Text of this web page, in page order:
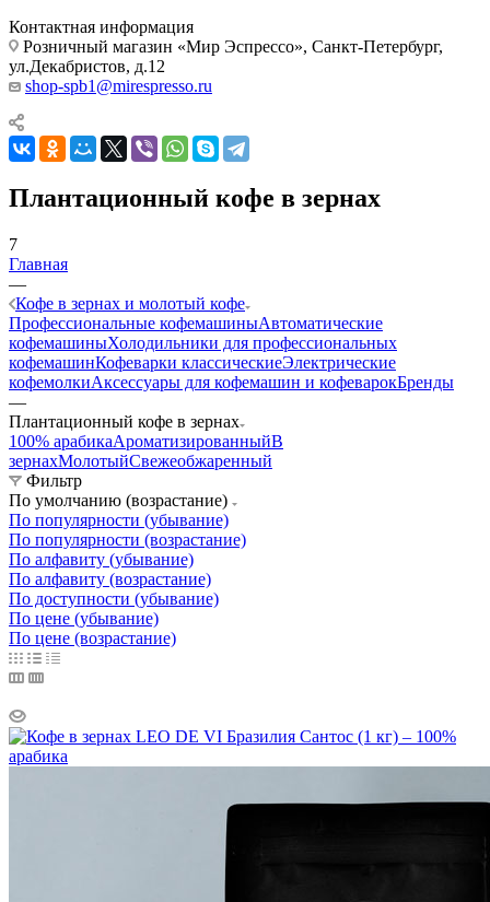
Контактная информация
Розничный магазин «Мир Эспрессо», Санкт-Петербург,
ул.Декабристов, д.12
shop-spb1@mirespresso.ru
Плантационный кофе в зернах
7
Главная
—
Кофе в зернах и молотый кофе
Профессиональные кофемашиныАвтоматические
кофемашиныХолодильники для профессиональных
кофемашинКофеварки классическиеЭлектрические
кофемолкиАксессуары для кофемашин и кофеварокБренды
—
Плантационный кофе в зернах
100% арабикаАроматизированныйВ
зернахМолотыйСвежеобжаренный
Фильтр
По умолчанию (возрастание)
По популярности (убывание)
По популярности (возрастание)
По алфавиту (убывание)
По алфавиту (возрастание)
По доступности (убывание)
По цене (убывание)
По цене (возрастание)